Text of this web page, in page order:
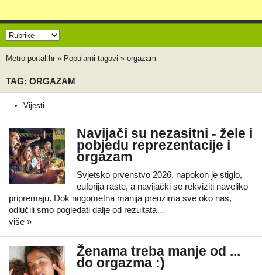
Metro-portal.hr » Popularni tagovi » orgazam
TAG: ORGAZAM
Vijesti
Navijači su nezasitni - žele i
pobjedu reprezentacije i
orgazam
Svjetsko prvenstvo 2026. napokon je stiglo,
euforija raste, a navijački se rekviziti naveliko
pripremaju. Dok nogometna manija preuzima sve oko nas,
odlučili smo pogledati dalje od rezultata…
više »
Ženama treba manje od ...
do orgazma :)